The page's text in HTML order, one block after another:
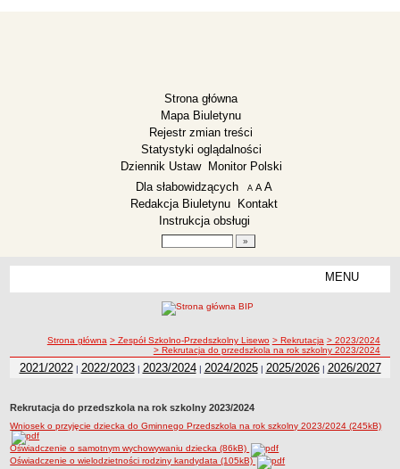
Strona główna
Mapa Biuletynu
Rejestr zmian treści
Statystyki oglądalności
Dziennik Ustaw
Monitor Polski
Menu dodatkowe
Dla słabowidzących A pomniejsz czcionkę
A standardowy rozmiar czcionki
A
Redakcja Biuletynu
Kontakt
Instrukcja obsługi
MENU
ZESPÓŁ SZKOLNO-PRZEDSZKOLNY LISEWO
Dane teleadresowe
Dyrekcja
Regulaminy
Uchwały Rady Pedagogicznej
Kontrole Zewnętrzne
ścieżka nawigacji
Strona główna > Zespół Szkolno-Przedszkolny Lisewo > Rekrutacja > 2023/2024
> Rekrutacja do przedszkola na rok szkolny 2023/2024
2021/2022| 2022/2023| 2023/2024| 2024/2025| 2025/2026| 2026/2027
Rekrutacja do przedszkola na rok szkolny 2023/2024
Wniosek o przyjęcie dziecka do Gminnego Przedszkola na rok szkolny 2023/2024 (245kB)
Oświadczenie o samotnym wychowywaniu dziecka (86kB)
Oświadczenie o wielodzietności rodziny kandydata (105kB)